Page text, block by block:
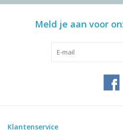
Meld je aan voor
Klantenservice